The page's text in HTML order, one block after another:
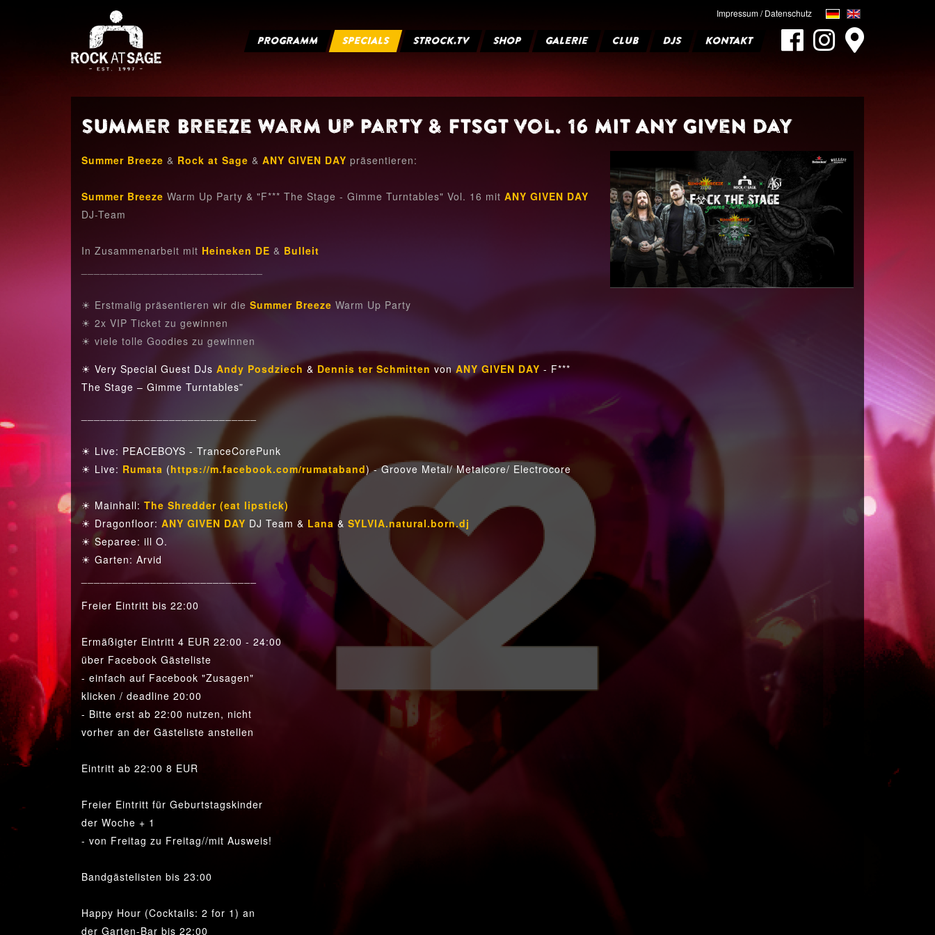
Impressum / Datenschutz
PROGRAMM SPECIALS STROCK.TV SHOP GALERIE CLUB DJS KONTAKT
Summer Breeze Warm Up Party & FTSGT Vol. 16 mit Any Given Day
Summer Breeze & Rock at Sage & ANY GIVEN DAY präsentieren:
Summer Breeze Warm Up Party & "F*** The Stage - Gimme Turntables" Vol. 16 mit ANY GIVEN DAY
DJ-Team
In Zusammenarbeit mit Heineken DE & Bulleit
☀ Erstmalig präsentieren wir die Summer Breeze Warm Up Party
☀ 2x VIP Ticket zu gewinnen
☀ viele tolle Goodies zu gewinnen
☀ Very Special Guest DJs Andy Posdziech & Dennis ter Schmitten vonANY GIVEN DAY - F***
The Stage – Gimme Turntables”
____________________________
☀ Live: PEACEBOYS - TranceCorePunk
☀ Live: Rumata (https://m.facebook.com/rumataband) - Groove Metal/ Metalcore/ Electrocore
☀ Mainhall: The Shredder (eat lipstick)
☀ Dragonfloor: ANY GIVEN DAY DJ Team & Lana & SYLVIA.natural.born.dj
☀ Separee: ill O.
☀ Garten: Arvid
____________________________
Freier Eintritt bis 22:00
Ermäßigter Eintritt 4 EUR 22:00 - 24:00
über Facebook Gästeliste
- einfach auf Facebook "Zusagen"
klicken / deadline 20:00
- Bitte erst ab 22:00 nutzen, nicht
vorher an der Gästeliste anstellen
Eintritt ab 22:00 8 EUR
Freier Eintritt für Geburtstagskinder
der Woche + 1
- von Freitag zu Freitag//mit Ausweis!
Bandgästelisten bis 23:00
Happy Hour (Cocktails: 2 for 1) an
der Garten-Bar bis 22:00